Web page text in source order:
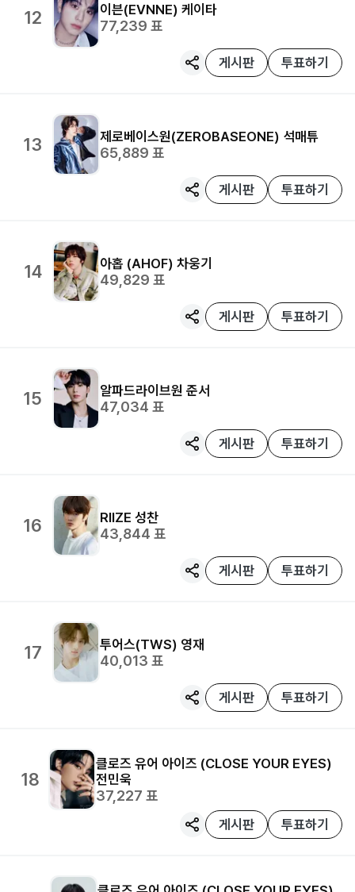
12 이븐(EVNNE) 케이타
77,239 표
게시판 투표하기
13 제로베이스원(ZEROBASEONE) 석매튜
65,889 표
게시판 투표하기
14 아홉 (AHOF) 차웅기
49,829 표
게시판 투표하기
15 알파드라이브원 준서
47,034 표
게시판 투표하기
16 RIIZE 성찬
43,844 표
게시판 투표하기
17 투어스(TWS) 영재
40,013 표
게시판 투표하기
18
클로즈 유어 아이즈 (CLOSE YOUR EYES)
전민욱
37,227 표
게시판 투표하기